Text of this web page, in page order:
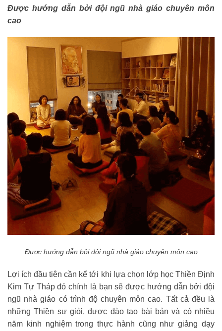
Được hướng dẫn bởi đội ngũ nhà giáo chuyên môn
cao
Được hướng dẫn bởi đội ngũ nhà giáo chuyên môn cao
Lợi ích đầu tiên cần kể tới khi lựa chọn lớp học Thiền Định
Kim Tự Tháp đó chính là bạn sẽ được hướng dẫn bởi đội
ngũ nhà giáo có trình độ chuyên môn cao. Tất cả đều là
những Thiền sư giỏi, được đào tạo bài bản và có nhiều
năm kinh nghiệm trong thực hành cũng như giảng dạy